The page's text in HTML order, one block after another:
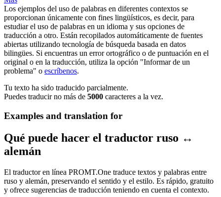
Los ejemplos del uso de palabras en diferentes contextos se
proporcionan únicamente con fines lingüísticos, es decir, para
estudiar el uso de palabras en un idioma y sus opciones de
traducción a otro. Están recopilados automáticamente de fuentes
abiertas utilizando tecnología de búsqueda basada en datos
bilingües. Si encuentras un error ortográfico o de puntuación en el
original o en la traducción, utiliza la opción "Informar de un
problema" o escríbenos.
Tu texto ha sido traducido parcialmente.
Puedes traducir no más de 5000 caracteres a la vez.
Examples and translation for
Qué puede hacer el traductor ruso ↔
alemán
El traductor en línea PROMT.One traduce textos y palabras entre
ruso y alemán, preservando el sentido y el estilo. Es rápido, gratuito
y ofrece sugerencias de traducción teniendo en cuenta el contexto.